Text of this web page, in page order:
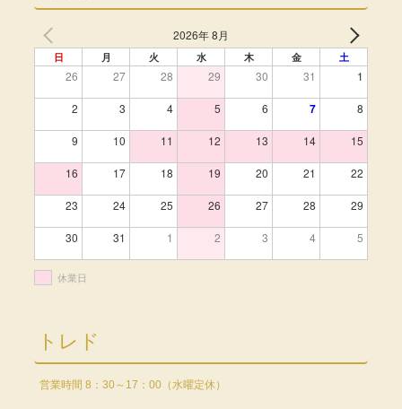
2026年 8月
日 月 火 水 木 金 土
26 27 28 29 30 31 1
2 3 4 5 6 7 8
9 10 11 12 13 14 15
16 17 18 19 20 21 22
23 24 25 26 27 28 29
30 31 1 2 3 4 5
休業日
トレド
営業時間 8：30～17：00（水曜定休）